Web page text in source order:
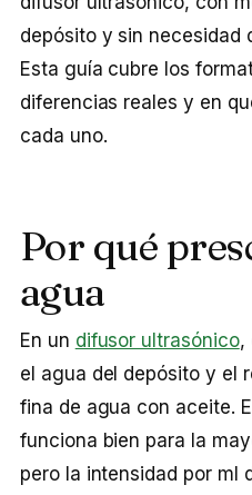
depósito y sin necesidad
Esta guía cubre los
diferencias reales y en
cada uno.
Por qué
agua
En un difusor ultrasónico,
el agua del depósito y el
fina de agua con aceite.
funciona bien para la
pero la intensidad por ml